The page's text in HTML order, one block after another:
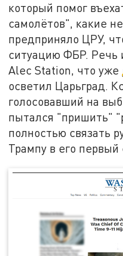
который помог
самолётов", какие
предприняло ЦРУ,
ситуацию ФБР. Речь
Alec Station, что уже
осветил Царьград.
голосовавший на
пытался "пришить"
полностью связать
Трампу в его первый